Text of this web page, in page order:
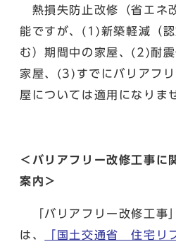
熱損失防止改修（省エネ
能ですが、(1)新築軽減（
む）期間中の家屋、(2)耐
家屋、(3)すでにバリアフ
屋については適用になりま
＜バリアフリー改修工事に
案内＞
「バリアフリー改修工事
は、
「国土交通省 住宅リ